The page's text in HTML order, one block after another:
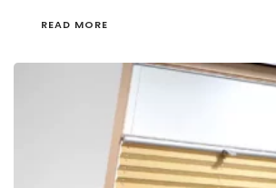
READ MORE